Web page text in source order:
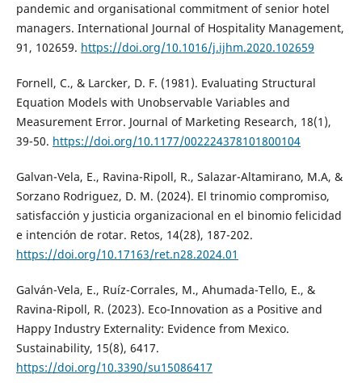
pandemic and organisational commitment of senior hotel
managers. International Journal of Hospitality Management,
91, 102659. https://doi.org/10.1016/j.ijhm.2020.102659
Fornell, C., & Larcker, D. F. (1981). Evaluating Structural
Equation Models with Unobservable Variables and
Measurement Error. Journal of Marketing Research, 18(1),
39-50. https://doi.org/10.1177/002224378101800104
Galvan-Vela, E., Ravina-Ripoll, R., Salazar-Altamirano, M.A, &
Sorzano Rodriguez, D. M. (2024). El trinomio compromiso,
satisfacción y justicia organizacional en el binomio felicidad
e intención de rotar. Retos, 14(28), 187-202.
https://doi.org/10.17163/ret.n28.2024.01
Galván-Vela, E., Ruíz-Corrales, M., Ahumada-Tello, E., &
Ravina-Ripoll, R. (2023). Eco-Innovation as a Positive and
Happy Industry Externality: Evidence from Mexico.
Sustainability, 15(8), 6417.
https://doi.org/10.3390/su15086417